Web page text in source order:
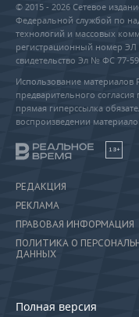
© 2015 - 2026 Сетевое
Федеральной службой по
технологий и массовых
регистрационный номер ЭЛ
свидетельство Эл № ФС 77-
Использование
предварительного
прямая гиперссылка
воспроизведении
18+
РЕДАКЦИЯ
РЕКЛАМА
ПРАВОВАЯ ИНФОРМАЦИЯ
ПОЛИТИКА О
ДАННЫХ
Полная версия